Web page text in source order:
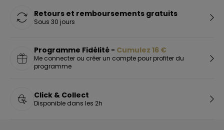
Retours et remboursements gratuits
Sous 30 jours
Programme Fidélité - Cumulez 16 €
Me connecter ou créer un compte pour profiter du
programme
Click & Collect
Disponible dans les 2h